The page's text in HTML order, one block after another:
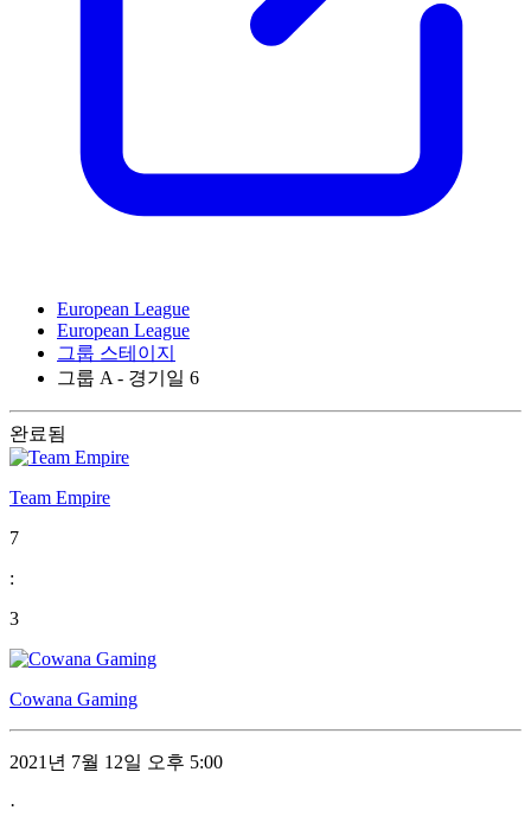
European League
European League
그룹 스테이지
그룹 A - 경기일 6
완료됨
Team Empire
7
:
3
Cowana Gaming
2021년 7월 12일 오후 5:00
·